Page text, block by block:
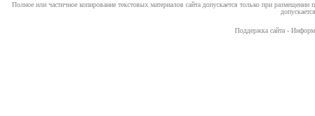
Полное или частичное копирование текстовых материалов сайта допускается только при
Поддержка сайта -